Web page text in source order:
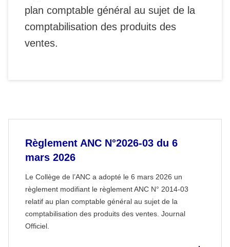
plan comptable général au sujet de la
comptabilisation des produits des
ventes.
Règlement ANC N°2026-03 du 6
mars 2026
Le Collège de l’ANC a adopté le 6 mars 2026 un
règlement modifiant le règlement ANC N° 2014-03
relatif au plan comptable général au sujet de la
comptabilisation des produits des ventes. Journal
Officiel.